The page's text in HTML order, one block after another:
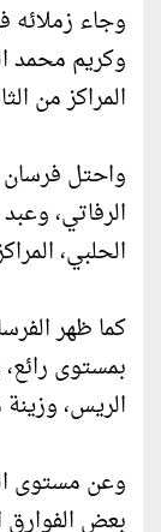
وجاء زملائه
وكريم محمد
المراكز من
واحتل
الرفاتي،
الحلبي،
بمستوى
الريس،
وعن مستوى
بعض الفوارق